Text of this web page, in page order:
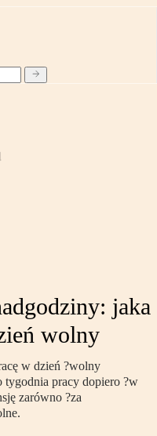
jaka
wolny
w dzień ?wolny
tygodnia pracy dopiero ?w
zarówno ?za